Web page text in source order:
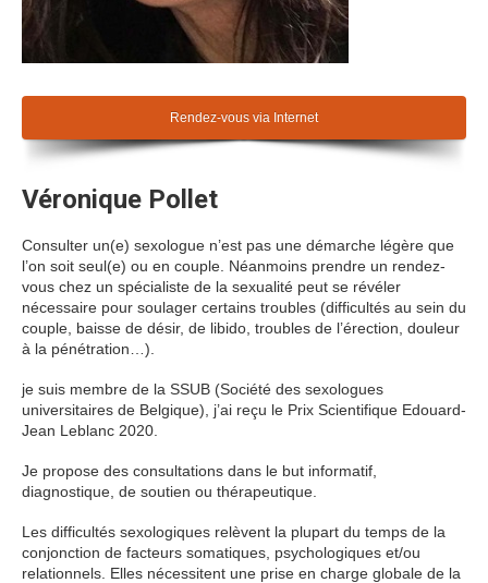
Rendez-vous via Internet
Véronique Pollet
Consulter un(e) sexologue n’est pas une démarche légère que
l’on soit seul(e) ou en couple. Néanmoins prendre un rendez-
vous chez un spécialiste de la sexualité peut se révéler
nécessaire pour soulager certains troubles (difficultés au sein du
couple, baisse de désir, de libido, troubles de l’érection, douleur
à la pénétration…).
je suis membre de la SSUB (Société des sexologues
universitaires de Belgique), j’ai reçu le Prix Scientifique Edouard-
Jean Leblanc 2020.
Je propose des consultations dans le but informatif,
diagnostique, de soutien ou thérapeutique.
Les difficultés sexologiques relèvent la plupart du temps de la
conjonction de facteurs somatiques, psychologiques et/ou
relationnels. Elles nécessitent une prise en charge globale de la